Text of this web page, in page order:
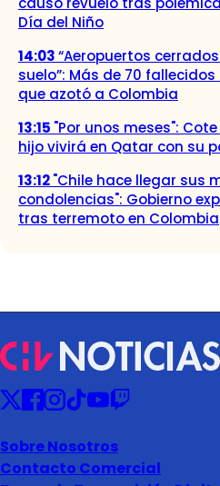
Día del Niño
14:03“Aeropuertos
suelo”: Más de 70
que azotó a Colombia
13:15 "Por unos meses":
hijo vivirá en Qatar con su
13:12"Chile hace llegar sus
condolencias": Gobierno
tras terremoto en Colombia
Sobre Nosotros
Contacto Comercial